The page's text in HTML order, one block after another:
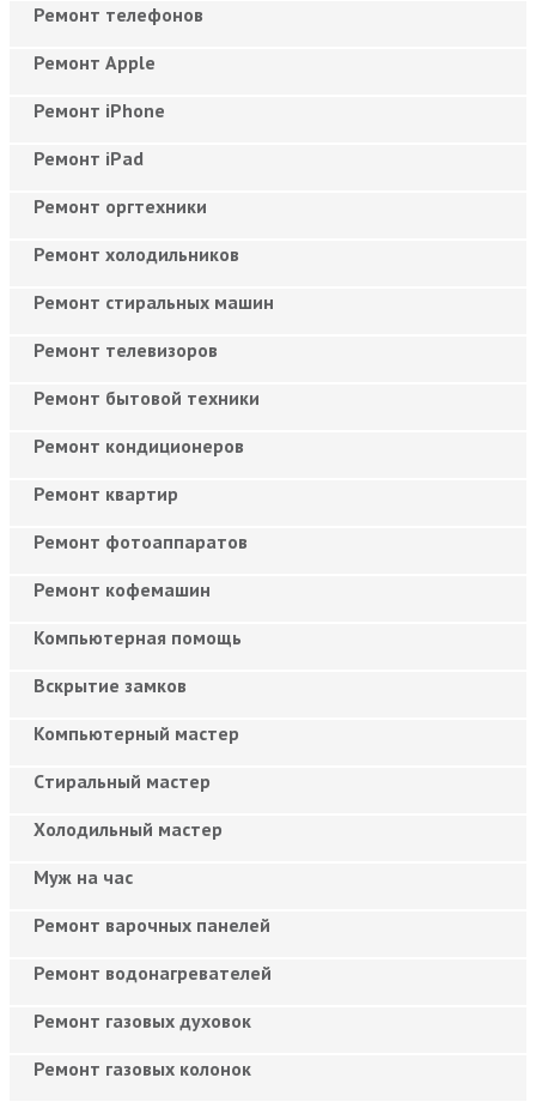
Ремонт телефонов
Ремонт Apple
Ремонт iPhone
Ремонт iPad
Ремонт оргтехники
Ремонт холодильников
Ремонт стиральных машин
Ремонт телевизоров
Ремонт бытовой техники
Ремонт кондиционеров
Ремонт квартир
Ремонт фотоаппаратов
Ремонт кофемашин
Компьютерная помощь
Вскрытие замков
Компьютерный мастер
Cтиральный мастер
Холодильный мастер
Муж на час
Ремонт варочных панелей
Ремонт водонагревателей
Ремонт газовых духовок
Ремонт газовых колонок